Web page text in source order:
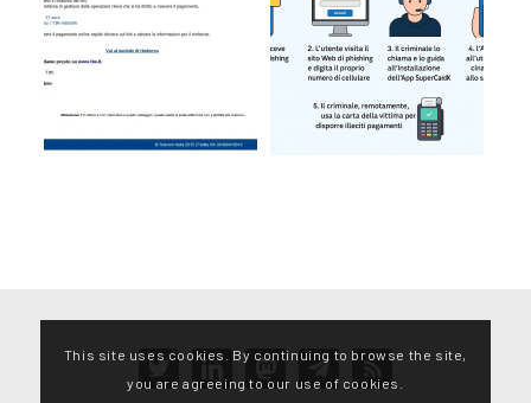
twitterlinkedinmastodontelegramrss
This site uses cookies. By continuing to browse the site,
you are agreeing to our use of cookies.